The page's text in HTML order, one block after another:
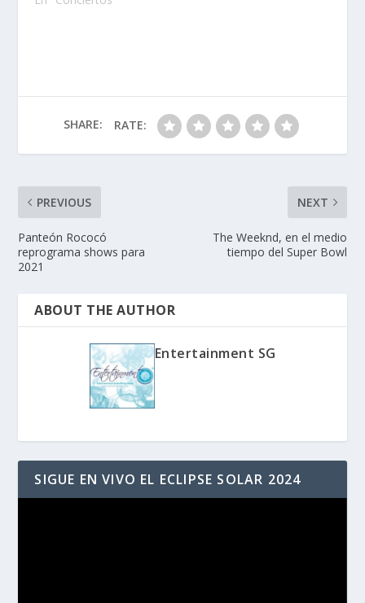
SHARE: RATE:
PREVIOUS
Panteón Rococó
reprograma shows para
2021
NEXT
The Weeknd, en el medio
tiempo del Super Bowl
ABOUT THE AUTHOR
Entertainment SG
SIGUE EN VIVO EL ECLIPSE SOLAR 2024